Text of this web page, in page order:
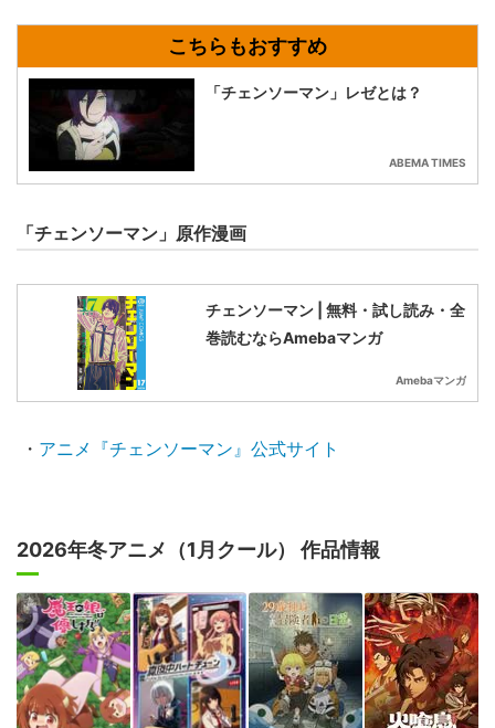
「チェンソーマン」レゼとは？
ABEMA TIMES
「チェンソーマン」原作漫画
チェンソーマン | 無料・試し読み・全
巻読むならAmebaマンガ
Amebaマンガ
・ アニメ『チェンソーマン』公式サイト
2026年冬アニメ（1月クール） 作品情報